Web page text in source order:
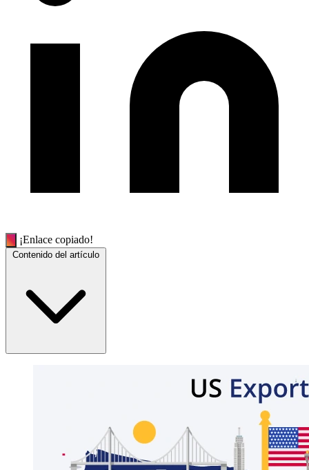
¡Enlace copiado!
Contenido del artículo